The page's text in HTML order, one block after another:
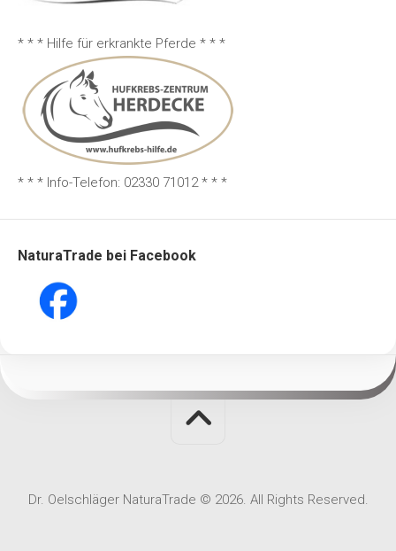
* * * Hilfe für erkrankte Pferde * * *
* * * Info-Telefon: 02330 71012 * * *
NaturaTrade bei Facebook
Dr. Oelschläger NaturaTrade © 2026. All Rights Reserved.